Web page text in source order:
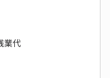
業代